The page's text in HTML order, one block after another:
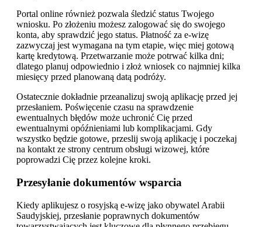
Portal online również pozwala śledzić status Twojego
wniosku. Po złożeniu możesz zalogować się do swojego
konta, aby sprawdzić jego status. Płatność za e-wizę
zazwyczaj jest wymagana na tym etapie, więc miej gotową
kartę kredytową. Przetwarzanie może potrwać kilka dni;
dlatego planuj odpowiednio i złoż wniosek co najmniej kilka
miesięcy przed planowaną datą podróży.
Ostatecznie dokładnie przeanalizuj swoją aplikację przed jej
przesłaniem. Poświęcenie czasu na sprawdzenie
ewentualnych błędów może uchronić Cię przed
ewentualnymi opóźnieniami lub komplikacjami. Gdy
wszystko będzie gotowe, przeslij swoją aplikację i poczekaj
na kontakt ze strony centrum obsługi wizowej, które
poprowadzi Cię przez kolejne kroki.
Przesyłanie dokumentów wsparcia
Kiedy aplikujesz o rosyjską e-wizę jako obywatel Arabii
Saudyjskiej, przesłanie poprawnych dokumentów